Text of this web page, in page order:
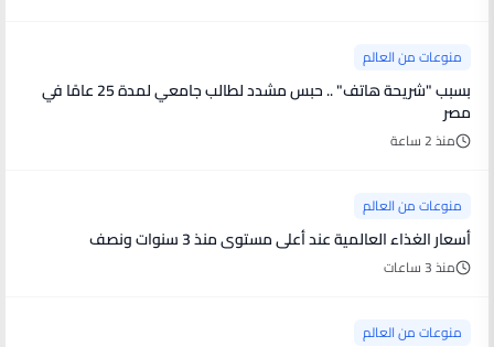
منوعات من العالم
بسبب "شريحة هاتف" .. حبس مشدد لطالب جامعي لمدة 25 عامًا في
مصر
منذ 2 ساعة
منوعات من العالم
أسعار الغذاء العالمية عند أعلى مستوى منذ 3 سنوات ونصف
منذ 3 ساعات
منوعات من العالم